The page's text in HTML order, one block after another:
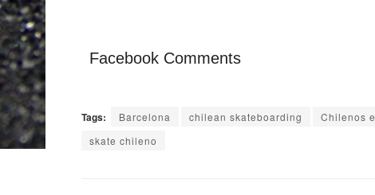
Facebook Comments
Tags: Barcelona chilean skateboarding Chilenos
skate chileno